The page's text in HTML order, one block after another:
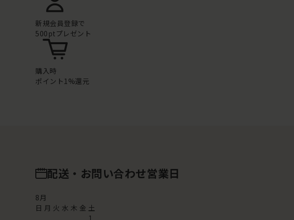
新規会員登録で
500ptプレゼント
購入時
ポイント1%還元
配送・お問い合わせ営業日
8月
日 月 火 水 木 金 土